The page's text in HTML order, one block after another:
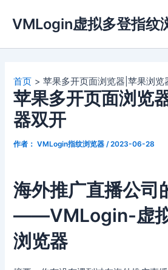
容
VMLogin虚拟多登指纹
首页 苹果多开页面浏览器|苹果浏览
苹果多开页面浏览
器双开
作者： VMLogin指纹浏览器 /2023-06-28
海外推广直播公司
——VMLogin-虚
浏览器